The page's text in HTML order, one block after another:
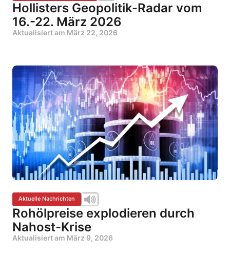
Hollisters Geopolitik-Radar vom
16.-22. März 2026
Aktualisiert am März 22, 2026
Aktuelle Nachrichten
Rohölpreise explodieren durch
Nahost-Krise
Aktualisiert am März 9, 2026